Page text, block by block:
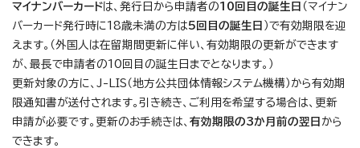
マイナンバーカードは、発行日から申請者の10回目の誕生日 （マイナン
バーカード発行時に18歳未満の方は5回目の誕生日 ）で有効期限を迎
えます。（外国人は在留期間更新に伴い、有効期限の更新ができます
が、最長で申請者の10回目の誕生日までとなります。）
更新対象の方に、J-LIS（地方公共団体情報システム機構）から有効期
限通知書が送付されます。引き続き、ご利用を希望する場合は、更新
申請が必要です。更新のお手続きは、 有効期限の3か月前の翌日 から
できます。